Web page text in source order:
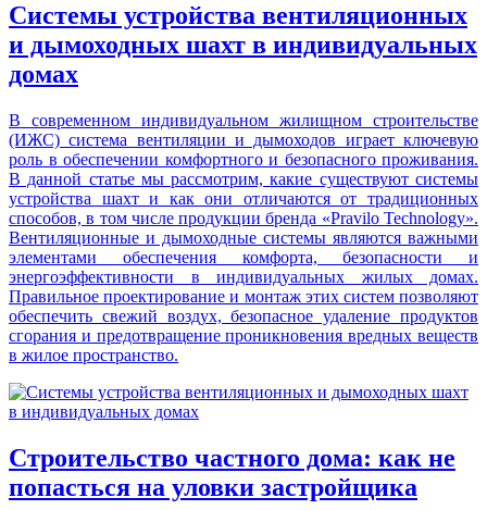
Системы устройства вентиляционных
и дымоходных шахт в индивидуальных
домах
В современном индивидуальном жилищном строительстве
(ИЖС) система вентиляции и дымоходов играет ключевую
роль в обеспечении комфортного и безопасного проживания.
В данной статье мы рассмотрим, какие существуют системы
устройства шахт и как они отличаются от традиционных
способов, в том числе продукции бренда «Pravilo Technology».
Вентиляционные и дымоходные системы являются важными
элементами обеспечения комфорта, безопасности и
энергоэффективности в индивидуальных жилых домах.
Правильное проектирование и монтаж этих систем позволяют
обеспечить свежий воздух, безопасное удаление продуктов
сгорания и предотвращение проникновения вредных веществ
в жилое пространство.
Строительство частного дома: как не
попасться на уловки застройщика